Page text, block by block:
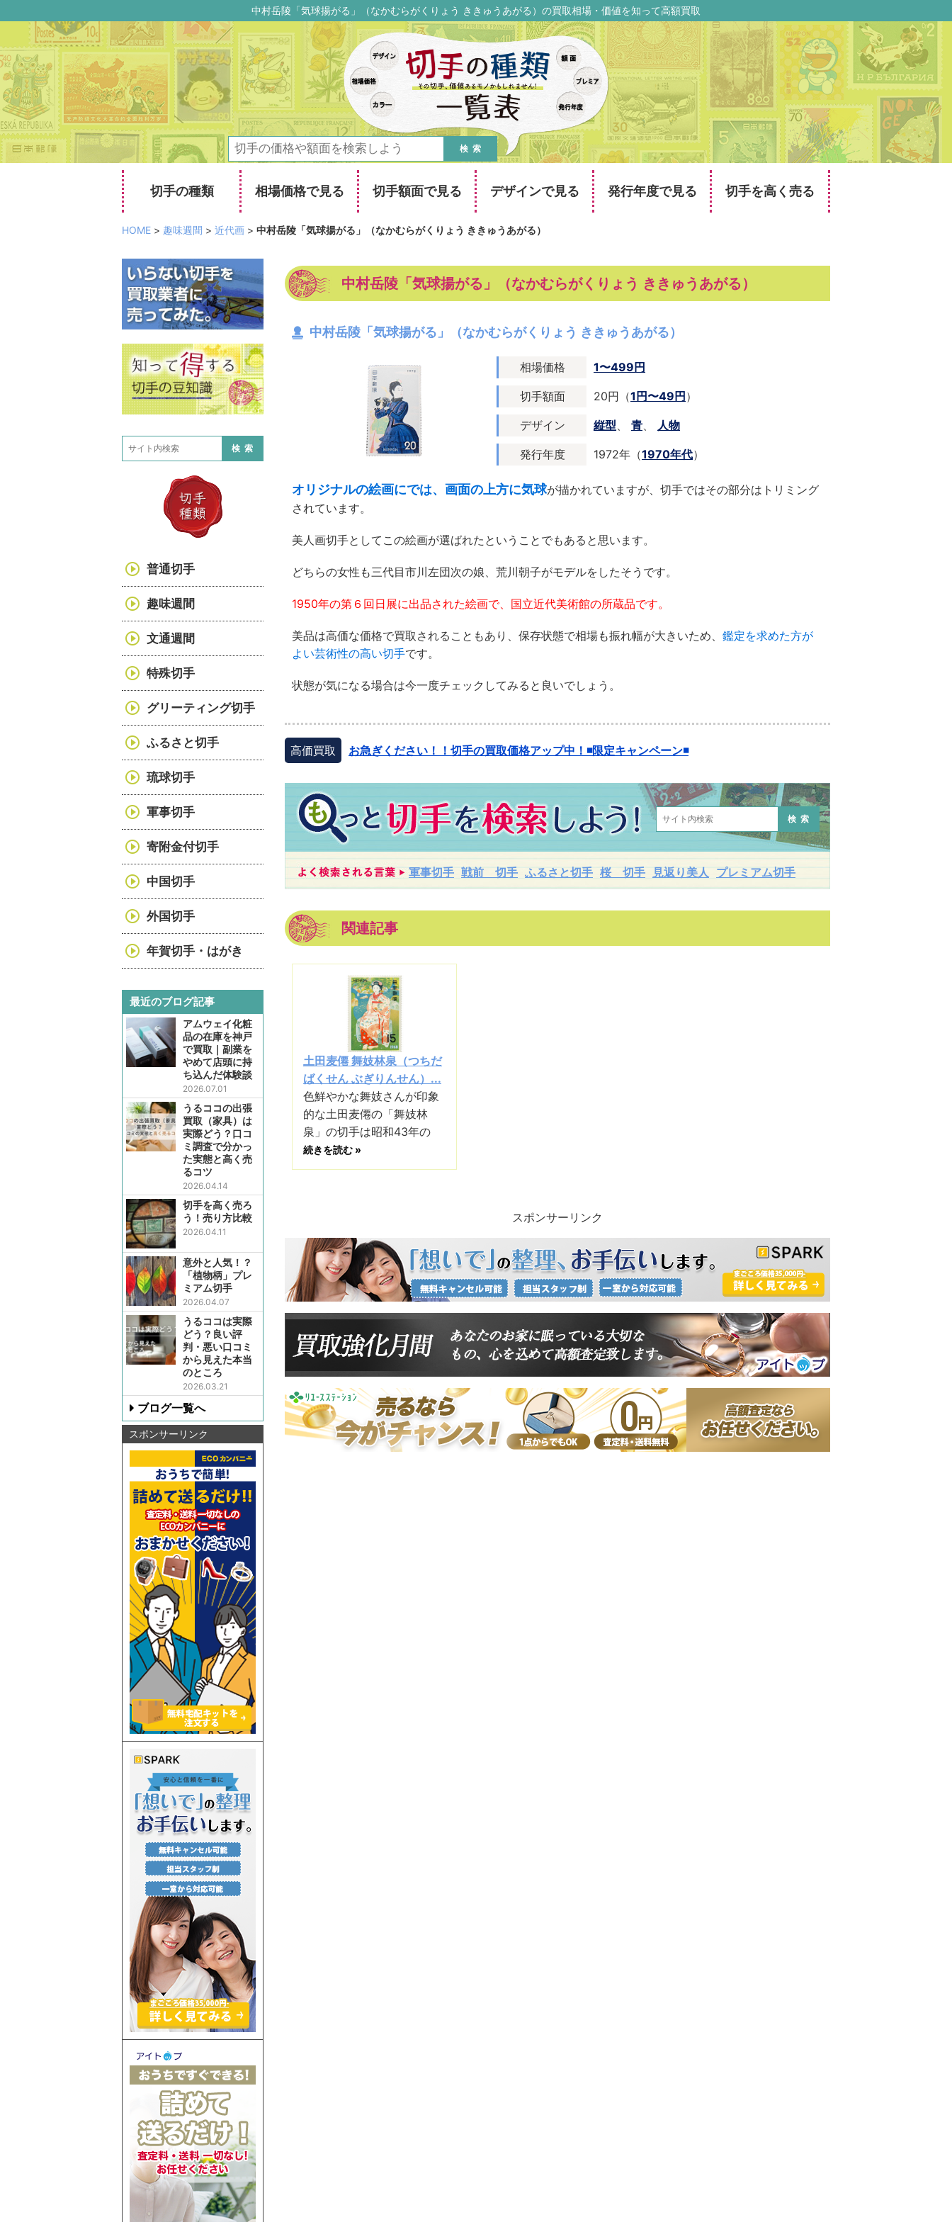
中村岳陵「気球揚がる」（なかむらがくりょう ききゅうあがる）の買取相場・価値を知って高額買取
検索
切手の種類 相場価格で見る 切手額面で見る デザインで見る 発行年度で見る 切手を高く売る
HOME > 趣味週間 > 近代画 > 中村岳陵「気球揚がる」（なかむらがくりょう ききゅうあがる）
中村岳陵「気球揚がる」（なかむらがくりょう ききゅうあがる）
中村岳陵「気球揚がる」（なかむらがくりょう ききゅうあがる）
相場価格 1〜499円
切手額面 20円（1円〜49円 ）
デザイン 縦型、 青、 人物
発行年度 1972年（1970年代）
オリジナルの絵画にでは、画面の上方に気球が描かれていますが、切手ではその部分はトリミング
されています。
美人画切手としてこの絵画が選ばれたということでもあると思います。
どちらの女性も三代目市川左団次の娘、荒川朝子がモデルをしたそうです。
1950年の第６回日展に出品された絵画で、国立近代美術館の所蔵品です。
美品は高価な価格で買取されることもあり、保存状態で相場も振れ幅が大きいため、 鑑定を求めた方が
よい芸術性の高い切手です。
状態が気になる場合は今一度チェックしてみると良いでしょう。
高価買取 お急ぎください！！切手の買取価格アップ中！◾️限定キャンペーン◾️
検索
軍事切手 戦前 切手 ふるさと切手 桜 切手 見返り美人 プレミアム切手
関連記事
土田麦僊 舞妓林泉（つちだ
ばくせん ぶぎりんせん）...
色鮮やかな舞妓さんが印象
的な土田麦僊の「舞妓林
泉」の切手は昭和43年の
続きを読む »
スポンサーリンク
検索
普通切手
趣味週間
文通週間
特殊切手
グリーティング切手
ふるさと切手
琉球切手
軍事切手
寄附金付切手
中国切手
外国切手
年賀切手・はがき
最近のブログ記事
アムウェイ化粧
品の在庫を神戸
で買取｜副業を
やめて店頭に持
ち込んだ体験談
2026.07.01
うるココの出張
買取（家具）は
実際どう？口コ
ミ調査で分かっ
た実態と高く売
るコツ
2026.04.14
切手を高く売ろ
う！売り方比較
2026.04.11
意外と人気！？
「植物柄」プレ
ミアム切手
2026.04.07
うるココは実際
どう？良い評
判・悪い口コミ
から見えた本当
のところ
2026.03.21
ブログ一覧へ
スポンサーリンク